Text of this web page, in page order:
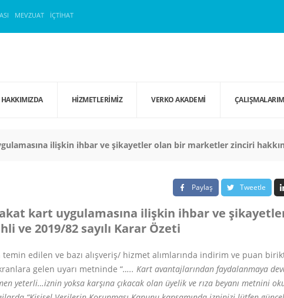
MEVZUAT İÇTIHAT
HAKKIMIZDA HIZMETLERIMIZ VERKO AKADEMI
ilişkin ihbar ve şikayetler olan bir marketler zinciri
Paylaş Tweetle
kart uygulamasına ilişkin ihbar ve
ve 2019/82 sayılı Karar Özeti
edilen ve bazı alışveriş/ hizmet alımlarında indirim ve puan
gelen uyarı metninde “….. Kart avantajlarından faydalanmaya
yeterli…iznin yoksa karşına çıkacak olan üyelik ve rıza beyanı metnini